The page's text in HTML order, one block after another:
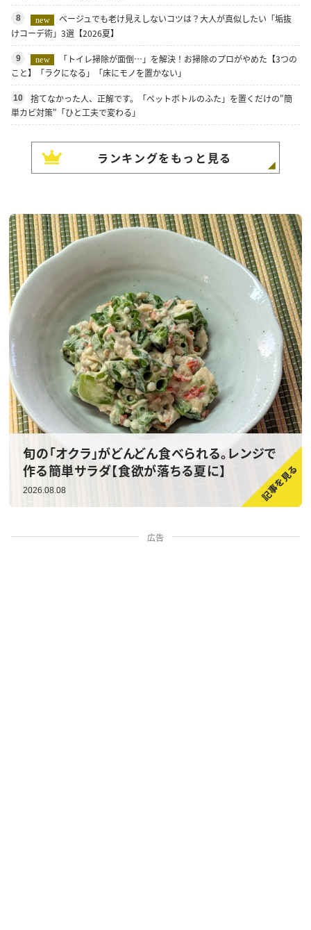
8 new
ベージュでも老け見えしないコツは？大人が真似したい「垢抜
けコーデ術」3選【2026夏】
9 new
「トイレ掃除が面倒…」を解決！お掃除のプロがやめた【3つの
こと】「ラクになる」「床にモノを置かない」
10
捨てなかった人、正解です。「ペットボトルのふた」を置くだけの"簡
単カビ対策"「ひと工夫で変わる」
ランキングをもっと見る
旬の「オクラ」がどんどん食べられる。レンジで
作る簡単サラダ【食欲が落ちる夏に】
2026.08.08
広告